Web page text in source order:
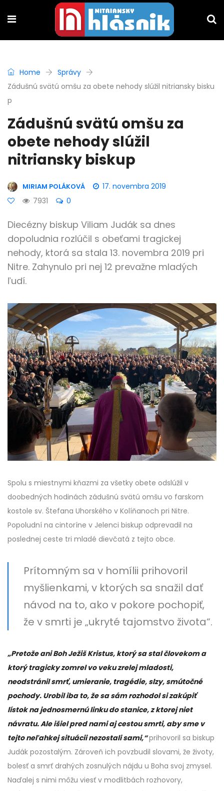
Home
Správy
Zádušnú svätú omšu za obete nehody slúžil nitriansky bisku
p
Zádušnú svätú omšu za
obete nehody slúžil
nitriansky biskup
MIRIAM POLÁKOVÁ
17. novembra 2019
7931
0
Diecézny biskup Viliam Judák sa dnes
dopoludnia rozlúčil s obeťami tragickej
nehody, ktorá sa stala 13. novembra 2019 pri
Nitre. Zahynulo pri nej 12 prevažne mladých
ľudí.
Spolu s miestnymi kňazmi za všetky obete odslúžil v
doobedných hodinách zádušnú svätú omšu vo farskom
kostole sv. Štefana Uhorského v Kolíňanoch pri Nitre.
Popoludní na cintoríne v Jelenci biskup odprevadil na
poslednej ceste tri mladé dievčatá z tejto obce.
Prítomným sa v homílii prihovoril
myšlienkami, v ktorých sa snažil dať
návod na to, ako v pokore pochopiť,
že v smrti je „ukryté tajomstvo života“.
„Pretože ani Boh Ježiš Kristus, ktorý sa stal človekom a
ktorý tragicky zomrel vo veku zrelej mladosti,
neodstránil smrť, umieranie, tragédie, slzy, smútočné
pochody. Urobil iba to, že sa sám rozhodol si zakúpiť
lístok na jednosmernú linku do stanice, z ktorej niet
návratu. Ale išiel pred nami aj cestou smrti, aby sme v
tejto neľahkej situácii nezostali sami,“prihovoril sa biskup
Judák pozostalým. Zároveň ich povzbudil slovami, že životy,
bolesť a smrť drahých zosnulých nájdu u Boha svoj zmysel.
Naďalej s nimi môžu viesť v modlitbách rozhovory,